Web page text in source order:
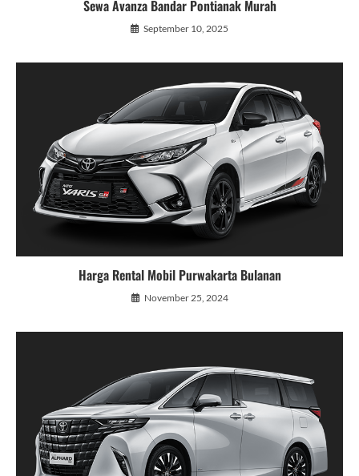
Sewa Avanza Bandar Pontianak Murah
September 10, 2025
Harga Rental Mobil Purwakarta Bulanan
November 25, 2024